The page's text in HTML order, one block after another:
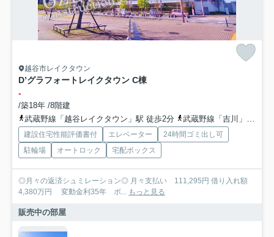
越谷市レイクタウン
D’グラフォートレイクタウン C棟
-
/築18年 /8階建
武蔵野線「越谷レイクタウン」駅 徒歩2分
武蔵野線「吉川」駅 徒歩33分
建設住宅性能評価書付 エレベーター
24時間ゴミ出し可
駐輪場
オートロック 宅配ボックス
◎月々の返済シュミレーション◎ 月々支払い 111,295円 借り入れ額
4,380万円 変動金利35年 ボ... もっと見る
販売中の部屋